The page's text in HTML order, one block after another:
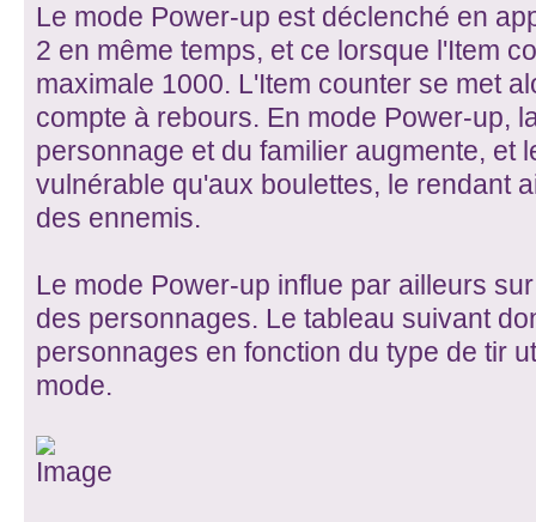
Le mode Power-up est déclenché en
2 en même temps, et ce lorsque l'Item
maximale 1000. L'Item counter se met
compte à rebours. En mode Power-up,
personnage et du familier augmente, et
vulnérable qu'aux boulettes, le rendant
des ennemis.
Le mode Power-up influe par ailleurs
des personnages. Le tableau suivant
personnages en fonction du type de tir
mode.